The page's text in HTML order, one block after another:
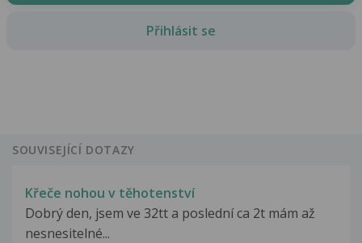
Přihlásit se
SOUVISEJÍCÍ DOTAZY
Křeče nohou v těhotenství
Dobrý den, jsem ve 32tt a poslední ca 2t mám až
nesnesitelné...